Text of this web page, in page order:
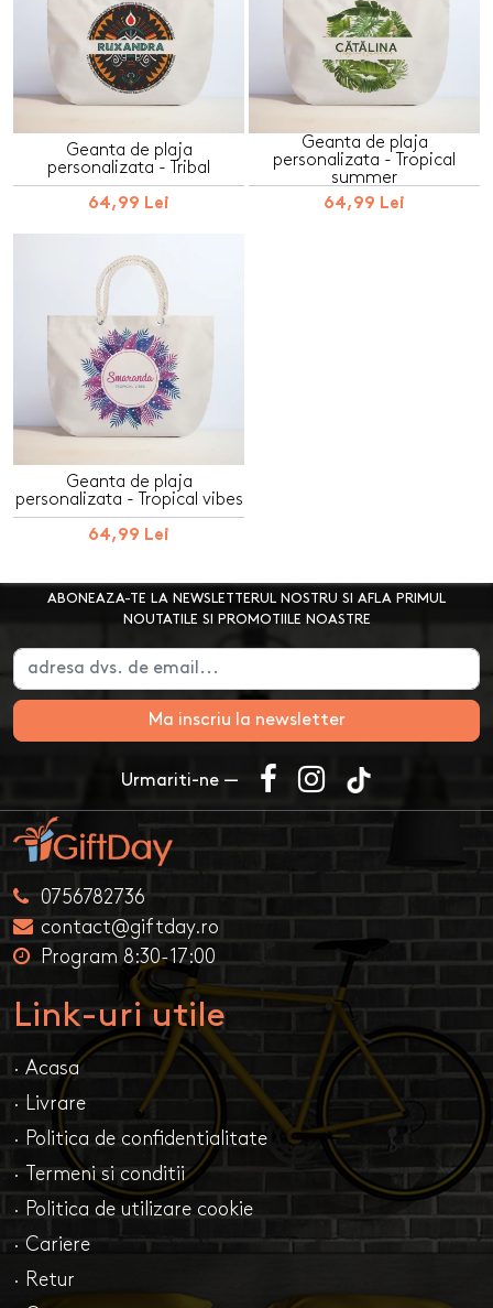
Geanta de plaja
personalizata - Tribal
64,99 Lei
Geanta de plaja
personalizata - Tropical
summer
64,99 Lei
Geanta de plaja
personalizata - Tropical vibes
64,99 Lei
ABONEAZA-TE LA NEWSLETTERUL NOSTRU SI AFLA PRIMUL
NOUTATILE SI PROMOTIILE NOASTRE
Ma inscriu la newsletter
Urmariti-ne —
0756782736
contact@giftday.ro
Program 8:30-17:00
Link-uri utile
· Acasa
· Livrare
· Politica de confidentialitate
· Termeni si conditii
· Politica de utilizare cookie
· Cariere
· Retur